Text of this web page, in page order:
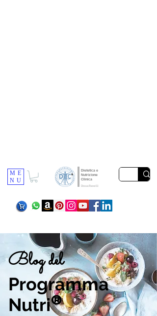
Dietetica e
Nutrizione
Clinica
Dr.ssa Ravelli
ME
NU
Blog del
Programma
Nutri®